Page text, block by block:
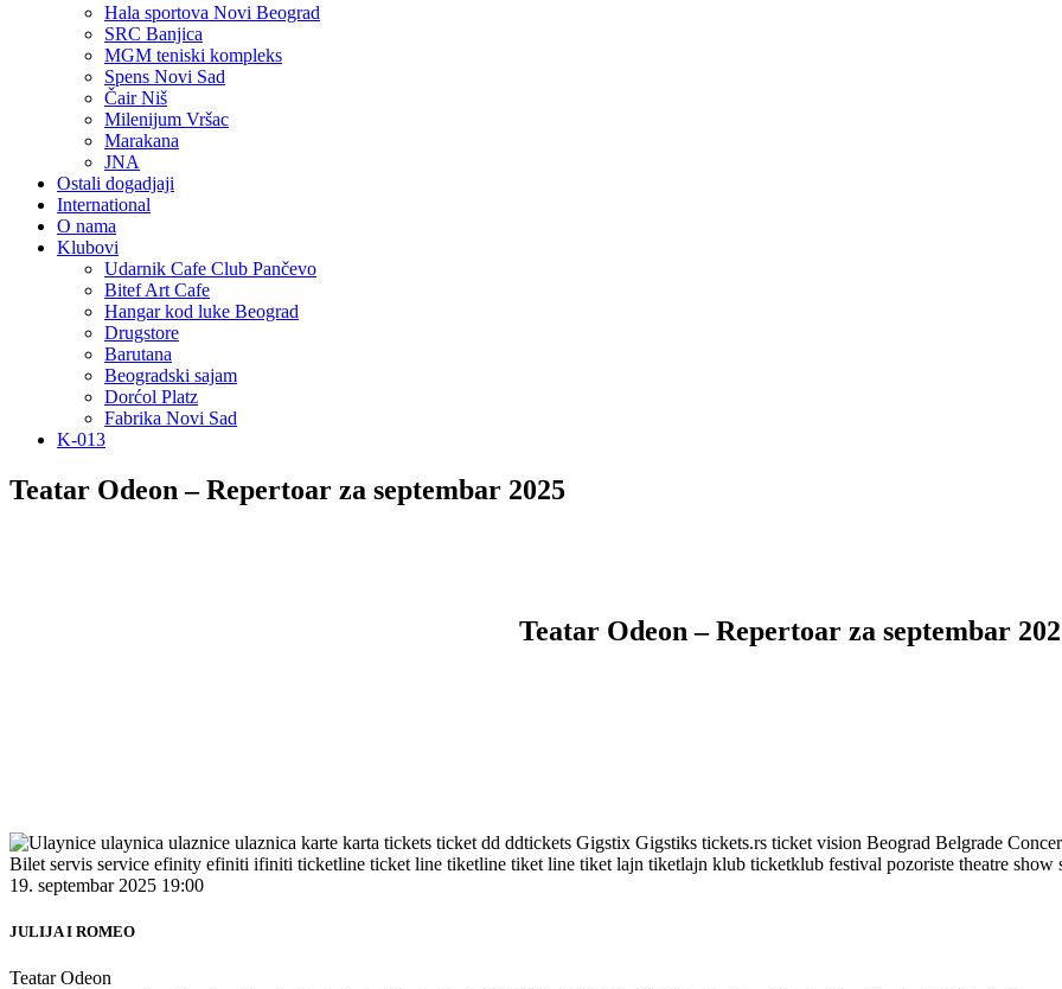
Hala sportova Novi Beograd
SRC Banjica
MGM teniski kompleks
Spens Novi Sad
Čair Niš
Milenijum Vršac
Marakana
JNA
Ostali dogadjaji
International
O nama
Klubovi
Udarnik Cafe Club Pančevo
Bitef Art Cafe
Hangar kod luke Beograd
Drugstore
Barutana
Beogradski sajam
Dorćol Platz
Fabrika Novi Sad
K-013
Teatar Odeon – Repertoar za septembar 2025
Teatar Odeon – Repertoar za septembar
19. septembar 2025 19:00
JULIJA I ROMEO
Teatar Odeon